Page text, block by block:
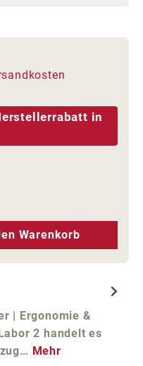
in
den
Warenkorb
| Ergonomie &
2 handelt es
Mehr